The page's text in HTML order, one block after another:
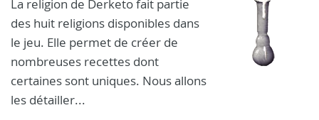
La religion de Derketo fait partie
des huit religions disponibles dans
le jeu. Elle permet de créer de
nombreuses recettes dont
certaines sont uniques. Nous allons
les détailler...